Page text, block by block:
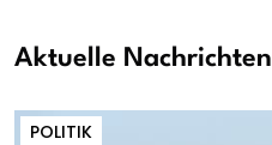
Aktuelle Nachrichten
POLITIK